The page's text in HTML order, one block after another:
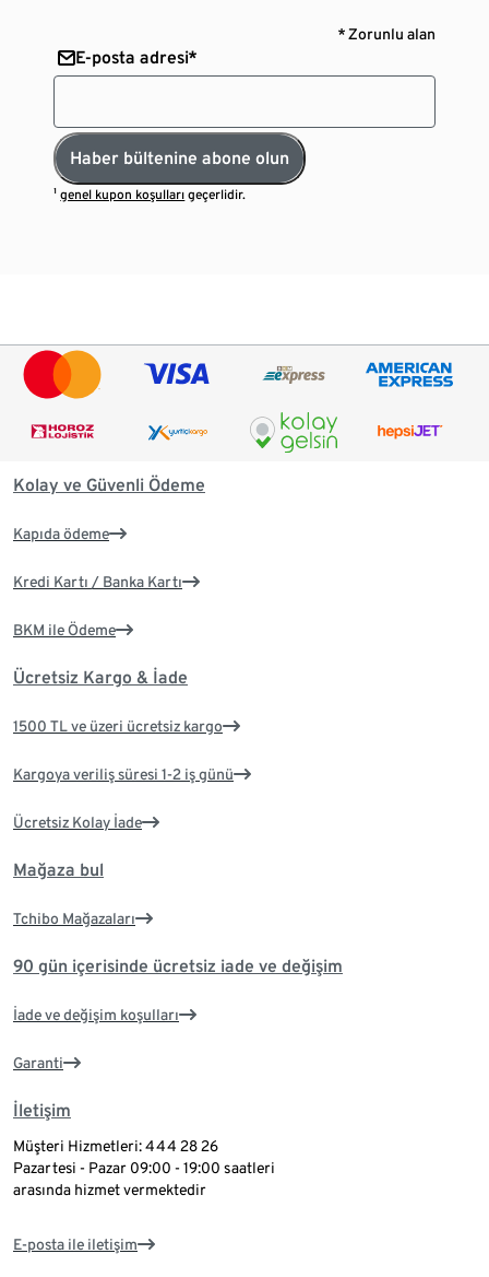
* Zorunlu alan
E-posta adresi*
Haber bültenine abone olun
¹genel kupon koşulları geçerlidir.
Kolay ve Güvenli Ödeme
Kapıda ödeme
Kredi Kartı / Banka Kartı
BKM ile Ödeme
Ücretsiz Kargo & İade
1500 TL ve üzeri ücretsiz kargo
Kargoya veriliş süresi 1-2 iş günü
Ücretsiz Kolay İade
Mağaza bul
Tchibo Mağazaları
90 gün içerisinde ücretsiz iade ve değişim
İade ve değişim koşulları
Garanti
İletişim
Müşteri Hizmetleri: 444 28 26
Pazartesi - Pazar 09:00 - 19:00 saatleri
arasında hizmet vermektedir
E-posta ile iletişim